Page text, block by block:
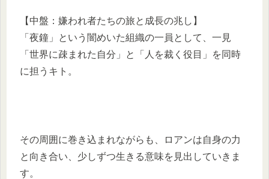
【中盤：嫌われ者たちの旅と成長の兆し】
「夜鐘」という闇めいた組織の一員として、一見
「世界に疎まれた自分」と「人を裁く役目」を同時
に担うキト。
その周囲に巻き込まれながらも、ロアンは自身の力
と向き合い、少しずつ生きる意味を見出していきま
す。